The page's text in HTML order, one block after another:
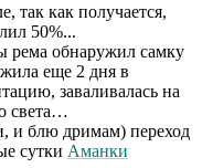
так как получается,
50%...
обнаружил самку
еще 2 дня в
заваливалась на
света…
и блю дримам) переход
сутки Аманки